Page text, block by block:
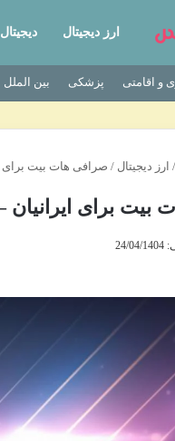
ارز دیجیتال دیجیتال
و اقامتی پزشکی بین الملل
/ ارز دیجیتال / صرافی هات بیت برای
بیت برای